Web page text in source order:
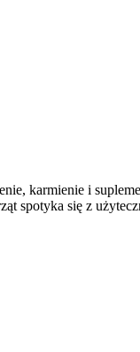
karmienie i
spotyka się z